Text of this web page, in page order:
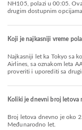
NH105, polazi u 00:05.
drugim dostupnim
Koji je najkasniji vreme
Najkasniji let ka Tokyo sa kompanijom Американ ерлајнс / American
Airlines, sa oznakom leta
proveriti i uporediti sa
Koliki je dnevni broj letova
Broj letova dnevno je oko 2. Ovaj aerodrom opslužuje Domaći &
Međunarodno let.